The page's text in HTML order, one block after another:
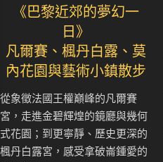
《巴黎近郊的夢幻一
日》
凡爾賽、楓丹白露、莫
內花園與藝術小鎮散步
從象徵法國王權巔峰的凡爾賽
宮，走進金碧輝煌的鏡廳與幾何
式花園；到更寧靜、歷史更深的
楓丹白露宮，感受拿破崙鍾愛的